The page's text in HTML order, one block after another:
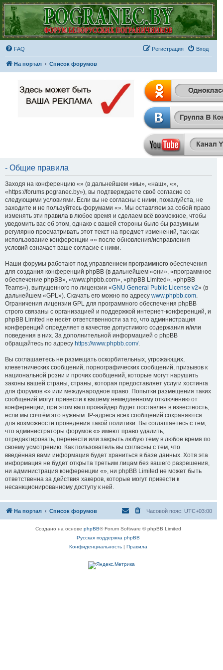
FAQ Вход
Регистрация
На портал Список форумов
- Общие правила
Заходя на конференцию «» (в дальнейшем «мы», «наш», «»,
«https://forums.pogranec.by»), вы подтверждаете своё согласие со
следующими условиями. Если вы не согласны с ними, пожалуйста, не
заходите и не пользуйтесь форумами «». Мы оставляем за собой право
изменять эти правила в любое время и сделаем всё возможное, чтобы
уведомить вас об этом, однако с вашей стороны было бы разумным
регулярно просматривать этот текст на предмет изменений, так как
использование конференции «» после обновления/исправления
условий означает ваше согласие с ними.
Наши форумы работают под управлением программного обеспечения
для создания конференций phpBB (в дальнейшем «они», «программное
обеспечение phpBB», «www.phpbb.com», «phpBB Limited», «phpBB
Teams»), выпущенного по лицензии «GNU General Public License v2» (в
дальнейшем «GPL»). Скачать его можно по адресу www.phpbb.com.
Ограничения лицензии GPL для программного обеспечения phpBB
строго связаны с организацией и поддержкой интернет-конференций, и
phpBB Limited не несёт ответственности за то, что администрация
конференций определяет в качестве допустимого содержания и/или
поведения в них. За дополнительной информацией о phpBB
обращайтесь по адресу https://www.phpbb.com/.
Вы соглашаетесь не размещать оскорбительных, угрожающих,
клеветнических сообщений, порнографических сообщений, призывов к
национальной розни и прочих сообщений, которые могут нарушить
законы вашей страны, страны, которая предоставляет услуги хостинга
для форумов «» или международное право. Попытки размещения таких
сообщений могут привести к вашему немедленному отключению от
конференции, при этом ваш провайдер будет поставлен в известность,
если мы сочтём это нужным. IP-адреса всех сообщений сохраняются
для возможности проведения такой политики. Вы соглашаетесь с тем,
что администраторы форумов «» имеют право удалить,
отредактировать, перенести или закрыть любую тему в любое время по
своему усмотрению. Как пользователь вы согласны с тем, что
введённая вами информация будет храниться в базе данных. Хотя эта
информация не будет открыта третьим лицам без вашего разрешения,
ни администрация конференции «», ни phpBB Limited не может быть
ответственна за действия хакеров, которые могут привести к
несанкционированному доступу к ней.
На портал Список форумов Часовой пояс: UTC+03:00
Создано на основеphpBB® Forum Software © phpBB Limited
Русская поддержка phpBB
Конфиденциальность
Правила